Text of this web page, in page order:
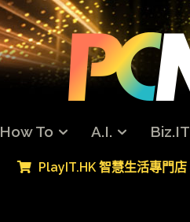
How To A.I. Biz.IT
PlayIT.HK 智慧生活專門店